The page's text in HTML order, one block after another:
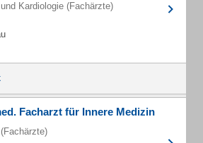
Kardiologie (Fachärzte)
Facharzt für Innere Medizin